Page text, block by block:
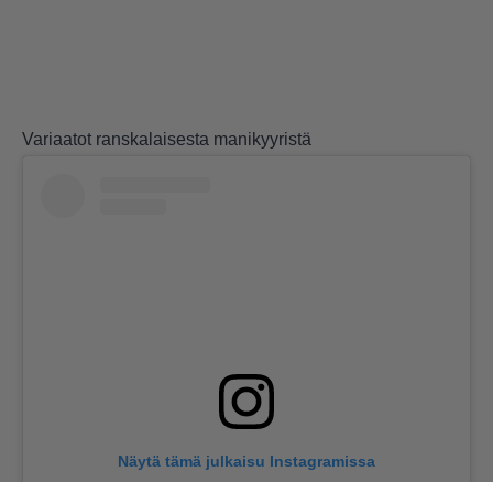
Variaatot ranskalaisesta manikyyristä
Näytä tämä julkaisu Instagramissa